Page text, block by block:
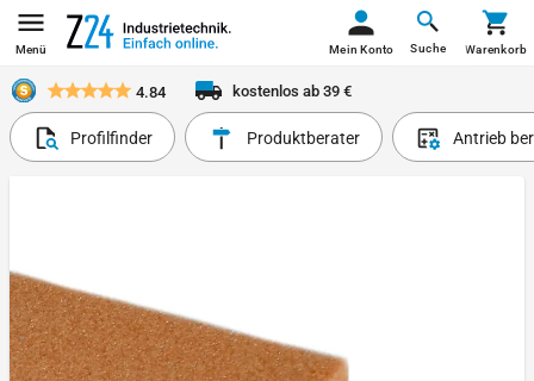
Menü Suche
Mein Konto Warenkorb
4.84 kostenlos ab 39 €
Profilfinder Produktberater Antrieb